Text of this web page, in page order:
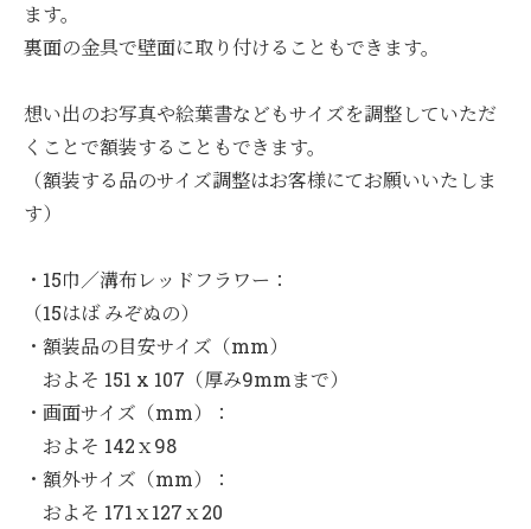
ます。
裏面の金具で壁面に取り付けることもできます。
想い出のお写真や絵葉書などもサイズを調整していただ
くことで額装することもできます。
（額装する品のサイズ調整はお客様にてお願いいたしま
す）
・15巾／溝布レッドフラワー：
（15はば みぞぬの）
・額装品の目安サイズ（mm）
およそ 151 x 107（厚み9mmまで）
・画面サイズ（mm）：
およそ 142ｘ98
・額外サイズ（mm）：
およそ 171ｘ127ｘ20